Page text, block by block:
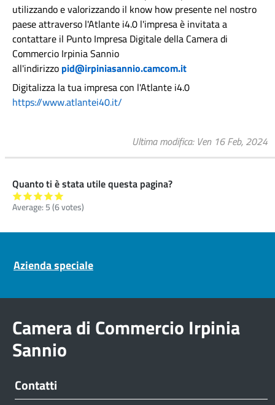
utilizzando e valorizzando il know how presente nel nostro
paese attraverso l'Atlante i4.0 l'impresa è invitata a
contattare il Punto Impresa Digitale della Camera di
Commercio Irpinia Sannio
all'indirizzo pid@irpiniasannio.camcom.it
Digitalizza la tua impresa con l'Atlante i4.0
https://www.atlantei40.it/
Ultima modifica Ven 16 Feb, 2024
Quanto ti è stata utile questa pagina?
Average: 5(6votes)
Azienda speciale
Camera di Commercio Irpinia
Sannio
Contatti